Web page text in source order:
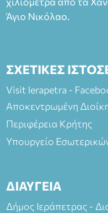
Άγιο Νικόλαο.
ΣΧΕΤΙΚΕΣ
Visit Ierapetra -
Αποκεντρωμένη
Περιφέρεια Κρήτης
Υπουργείο
ΔΙΑΥΓΕΙΑ
Δήμος Ιεράπετρας -